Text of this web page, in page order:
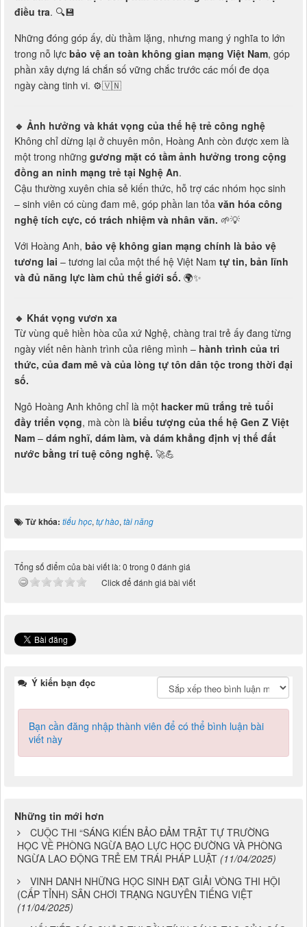
điều tra. 🔍💾
Những đóng góp ấy, dù thầm lặng, nhưng mang ý nghĩa to lớn
trong nỗ lực bảo vệ an toàn không gian mạng Việt Nam, góp
phần xây dựng lá chắn số vững chắc trước các mối đe dọa
ngày càng tinh vi. ⚙️🇻🇳
🔹 Ảnh hưởng và khát vọng của thế hệ trẻ công nghệ
Không chỉ dừng lại ở chuyên môn, Hoàng Anh còn được xem là
một trong những gương mặt có tầm ảnh hưởng trong cộng
đồng an ninh mạng trẻ tại Nghệ An.
Cậu thường xuyên chia sẻ kiến thức, hỗ trợ các nhóm học sinh
– sinh viên có cùng đam mê, góp phần lan tỏa văn hóa công
nghệ tích cực, có trách nhiệm và nhân văn. 🌱💡
Với Hoàng Anh, bảo vệ không gian mạng chính là bảo vệ
tương lai – tương lai của một thế hệ Việt Nam tự tin, bản lĩnh
và đủ năng lực làm chủ thế giới số. 🌍✨
🔹 Khát vọng vươn xa
Từ vùng quê hiền hòa của xứ Nghệ, chàng trai trẻ ấy đang từng
ngày viết nên hành trình của riêng mình – hành trình của tri
thức, của đam mê và của lòng tự tôn dân tộc trong thời đại
số.
Ngô Hoàng Anh không chỉ là một hacker mũ trắng trẻ tuổi
đầy triển vọng, mà còn là biểu tượng của thế hệ Gen Z Việt
Nam – dám nghĩ, dám làm, và dám khẳng định vị thế đất
nước bằng trí tuệ công nghệ. 🚀💪
Từ khóa: tiểu học, tự hào, tài năng
Tổng số điểm của bài viết là: 0 trong 0 đánh giá
Click để đánh giá bài viết
Ý kiến bạn đọc
Bạn cần đăng nhập thành viên để có thể bình luận bài
viết này
Những tin mới hơn
CUỘC THI “SÁNG KIẾN BẢO ĐẢM TRẬT TỰ TRƯỜNG
HỌC VỀ PHÒNG NGỪA BẠO LỰC HỌC ĐƯỜNG VÀ PHÒNG
NGỪA LAO ĐỘNG TRẺ EM TRÁI PHÁP LUẬT (11/04/2025)
VINH DANH NHỮNG HỌC SINH ĐẠT GIẢI VÒNG THI HỘI
(CẤP TỈNH) SÂN CHƠI TRẠNG NGUYÊN TIẾNG VIỆT
(11/04/2025)